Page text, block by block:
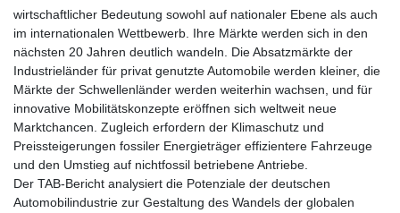
wirtschaftlicher Bedeutung sowohl auf nationaler Ebene als auch
im internationalen Wettbewerb. Ihre Märkte werden sich in den
nächsten 20 Jahren deutlich wandeln. Die Absatzmärkte der
Industrieländer für privat genutzte Automobile werden kleiner, die
Märkte der Schwellenländer werden weiterhin wachsen, und für
innovative Mobilitätskonzepte eröffnen sich weltweit neue
Marktchancen. Zugleich erfordern der Klimaschutz und
Preissteigerungen fossiler Energieträger effizientere Fahrzeuge
und den Umstieg auf nichtfossil betriebene Antriebe.
Der TAB-Bericht analysiert die Potenziale der deutschen
Automobilindustrie zur Gestaltung des Wandels der globalen